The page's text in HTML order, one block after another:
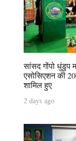
सांसद गोंपो धुंडुप
एसोसिएशन की
शामिल हुए
2 days ago